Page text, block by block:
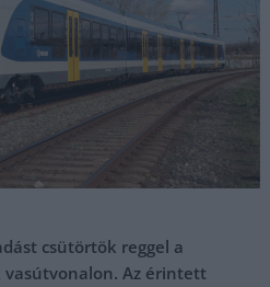
csütörtök reggel a
vasútvonalon. Az érintett